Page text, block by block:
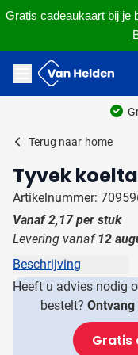
Gratis cadeaukaart bij je
Ga naar de inhoud
Menu openen
Terug naar home
Tyvek
Artikelnummer:
Vanaf2,17per stuk
Levering vanaf 12
Beschrijving
Heeft u advies nodig
bestelt?
Gratis